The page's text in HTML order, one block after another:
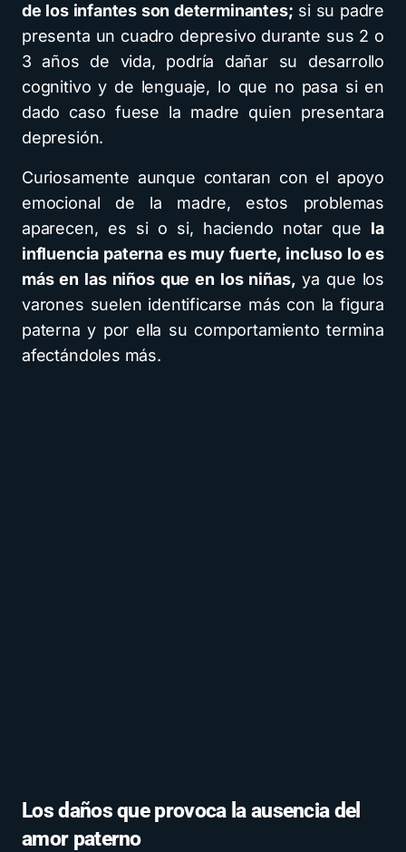
de los infantes son determinantes; si su padre
presenta un cuadro depresivo durante sus 2 o
3 años de vida, podría dañar su desarrollo
cognitivo y de lenguaje, lo que no pasa si en
dado caso fuese la madre quien presentara
depresión.
Curiosamente aunque contaran con el apoyo
emocional de la madre, estos problemas
aparecen, es si o si, haciendo notar que la
influencia paterna es muy fuerte, incluso lo es
más en las niños que en los niñas, ya que los
varones suelen identificarse más con la figura
paterna y por ella su comportamiento termina
afectándoles más.
Los daños que provoca la ausencia del
amor paterno